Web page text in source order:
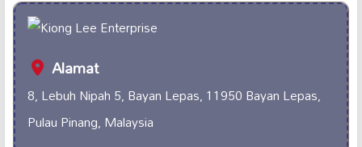
Alamat
8, Lebuh Nipah 5, Bayan Lepas, 11950 Bayan Lepas,
Pulau Pinang, Malaysia